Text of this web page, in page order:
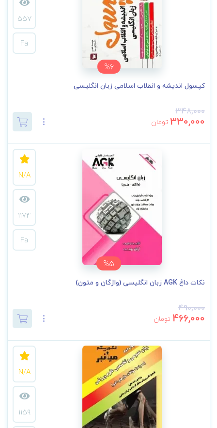
%6
557
Fa
کپسول اندیشه و انقلاب اسلامی زبان انگلیسی
348,000
330,000 تومان
%5
N/A
1174
Fa
نکات داغ AGK زبان انگلیسی (واژگان و متون)
490,000
466,000 تومان
N/A
1159